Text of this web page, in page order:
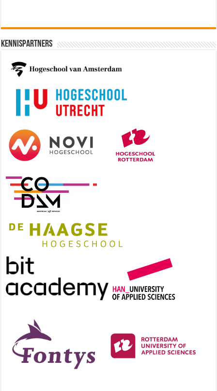
Kennispartners